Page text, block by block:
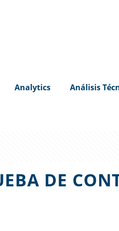
Analytics Análisis
DE